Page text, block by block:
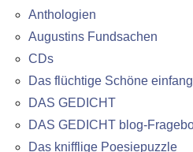
Anthologien
Augustins Fundsachen
CDs
Das flüchtige Schöne
DAS GEDICHT
DAS GEDICHT blog-
Das knifflige Poesiepuzzle